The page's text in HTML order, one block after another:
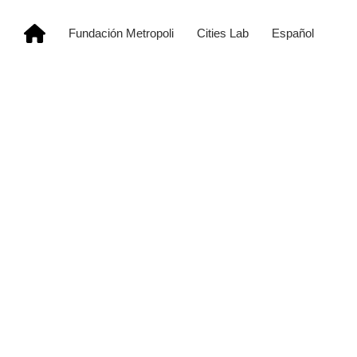
Fundación Metropoli Cities Lab Español